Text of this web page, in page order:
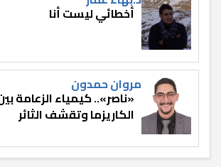
أخطائي ليست أنا
مروان حمدون
«ناصر».. كيمياء الزعامة
الكاريزما وتقشف الثائر